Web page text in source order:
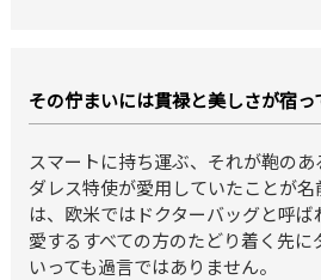
その佇まいには貫禄と美しさが宿
スマートに持ち運ぶ、それが鞄の
ダレス特使が愛用していたことが
は、欧米ではドクターバッグと呼
愛するすべての方のたどり着く先に
いっても過言ではありません。